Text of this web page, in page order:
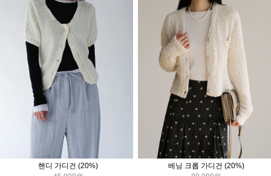
핸디 가디건 (20%)
베닝 크롭 가디건 (20%)